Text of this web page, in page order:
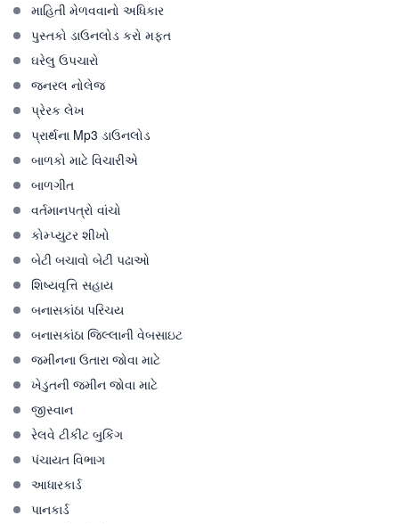
માહિતી મેળવવાનો અધિકાર
પુસ્તકો ડાઉનલોડ કરો મફત
ઘરેલુ ઉપચારો
જનરલ નોલેજ
પ્રેરક લેખ
પ્રાર્થના Mp3 ડાઉનલોડ
બાળકો માટે વિચારીએ
બાળગીત
વર્તમાનપત્રો વાંચો
કોમ્પ્યુટર શીખો
બેટી બચાવો બેટી પઢાઓ
શિષ્યવૃત્તિ સહાય
બનાસકાંઠા પરિચય
બનાસકાંઠા જિલ્લાની વેબસાઇટ
જમીનના ઉતારા જોવા માટે
ખેડુતની જમીન જોવા માટે
જીસ્વાન
રેલવે ટીકીટ બુકિંગ
પંચાયત વિભાગ
આધારકાર્ડ
પાનકાર્ડ